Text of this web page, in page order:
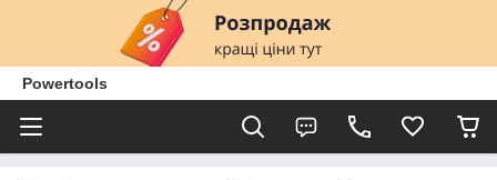
Powertools